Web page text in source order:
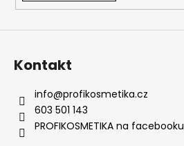
Kontakt
info@profikosmetika.cz
603 501 143
PROFIKOSMETIKA na facebooku